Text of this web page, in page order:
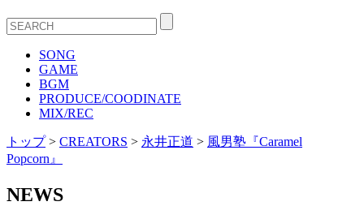
SONG
GAME
BGM
PRODUCE/COODINATE
MIX/REC
トップ> CREATORS > 永井正道 > 風男塾『Caramel
Popcorn』
NEWS